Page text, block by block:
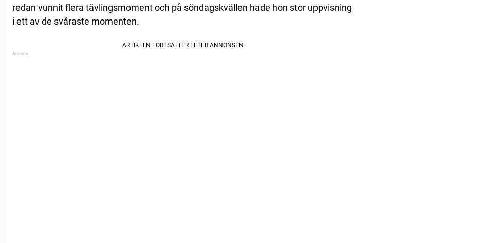
redan vunnit flera tävlingsmoment och på söndagskvällen hade hon stor uppvisning
i ett av de svåraste momenten.